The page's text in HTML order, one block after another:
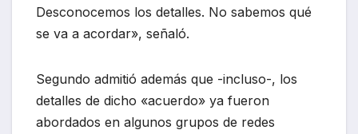
Desconocemos los detalles. No sabemos qué
se va a acordar», señaló.
Segundo admitió además que -incluso-, los
detalles de dicho «acuerdo» ya fueron
abordados en algunos grupos de redes